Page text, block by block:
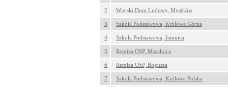
2 Wiejski Dom Ludowy, Mystków
3 Szkoła Podstawowa, Królowa Górna
4 Szkoła Podstawowa, Jamnica
5 Remiza OSP, Mszalnica
6 Remiza OSP, Bogusza
7 Szkoła Podstawowa, Królowa Polska